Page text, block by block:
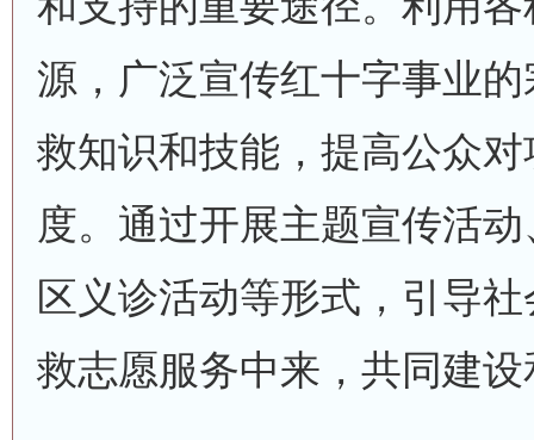
源，广泛宣传红十字事业
救知识和技能，提高公众
度。通过开展主题宣传活
区义诊活动等形式，引导
救志愿服务中来，共同建